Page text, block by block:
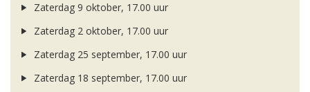
Zaterdag 9 oktober, 17.00 uur
Zaterdag 2 oktober, 17.00 uur
Zaterdag 25 september, 17.00 uur
Zaterdag 18 september, 17.00 uur